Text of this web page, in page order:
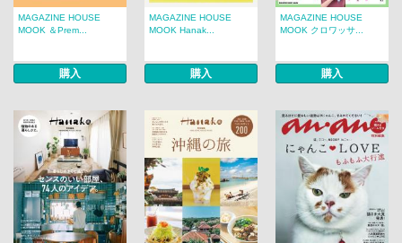
MAGAZINE HOUSE
MOOK ＆Prem...
購入
MAGAZINE HOUSE
MOOK Hanak...
購入
MAGAZINE HOUSE
MOOK クロワッサ...
購入